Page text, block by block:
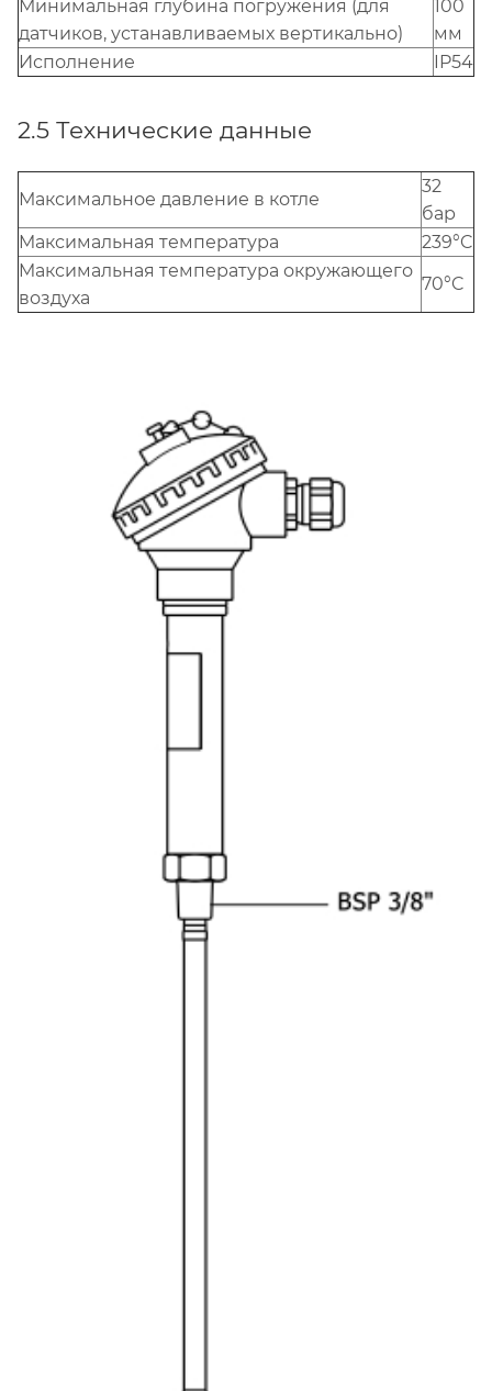
Минимальная глубина погружения (для
датчиков, устанавливаемых вертикально)
100
мм
Исполнение
IP54
2.5 Технические данные
Максимальное давление в котле
32
бар
Mаксимальная температура
239°C
Mаксимальная температура окружающего
воздуха
70°C